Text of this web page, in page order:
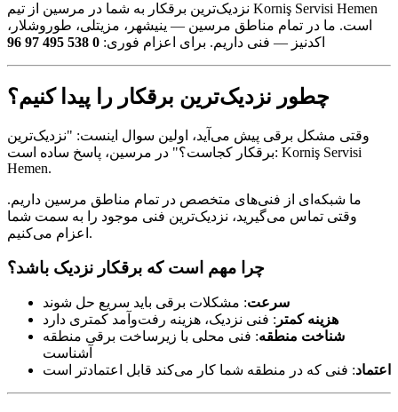
نزدیک‌ترین برقکار به شما در مرسین از تیم Korniş Servisi Hemen
است. ما در تمام مناطق مرسین — ینیشهر، مزیتلی، طوروشلار،
اکدنیز — فنی داریم. برای اعزام فوری: 0 538 495 97 96
چطور نزدیک‌ترین برقکار را پیدا کنیم؟
وقتی مشکل برقی پیش می‌آید، اولین سوال اینست: "نزدیک‌ترین
برقکار کجاست؟" در مرسین، پاسخ ساده است: Korniş Servisi
Hemen.
ما شبکه‌ای از فنی‌های متخصص در تمام مناطق مرسین داریم.
وقتی تماس می‌گیرید، نزدیک‌ترین فنی موجود را به سمت شما
اعزام می‌کنیم.
چرا مهم است که برقکار نزدیک باشد؟
سرعت: مشکلات برقی باید سریع حل شوند
هزینه کمتر : فنی نزدیک، هزینه رفت‌وآمد کمتری دارد
شناخت منطقه: فنی محلی با زیرساخت برقی منطقه
آشناست
اعتماد: فنی که در منطقه شما کار می‌کند قابل اعتمادتر است